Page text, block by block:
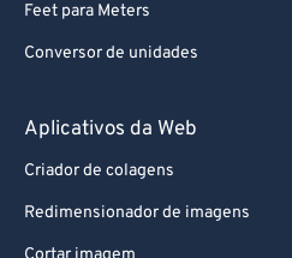
Feet para Meters
Conversor de unidades
Aplicativos da Web
Criador de colagens
Redimensionador de imagens